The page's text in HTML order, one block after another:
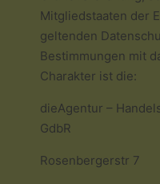
Mitgliedstaaten der
geltenden
Bestimmungen mit
Charakter ist die:
dieAgentur –
GdbR
Rosenbergerstr 7